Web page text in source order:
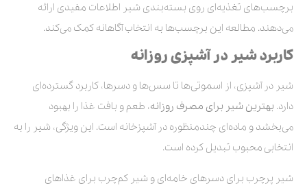
برچسب‌های تغذیه‌ای روی بسته‌بندی شیر اطلاعات مفیدی ارائه
می‌دهند. مطالعه این برچسب‌ها به انتخاب آگاهانه کمک می‌کند.
کاربرد شیر در آشپزی روزانه
شیر در آشپزی، از اسموتی‌ها تا سس‌ها و دسرها، کاربرد گسترده‌ای
دارد. بهترین شیر برای مصرف روزانه، طعم و بافت غذا را بهبود
می‌بخشد و ماده‌ای چندمنظوره در آشپزخانه است. این ویژگی، شیر را به
انتخابی محبوب تبدیل کرده است.
شیر پرچرب برای دسرهای خامه‌ای و شیر کم‌چرب برای غذاهای